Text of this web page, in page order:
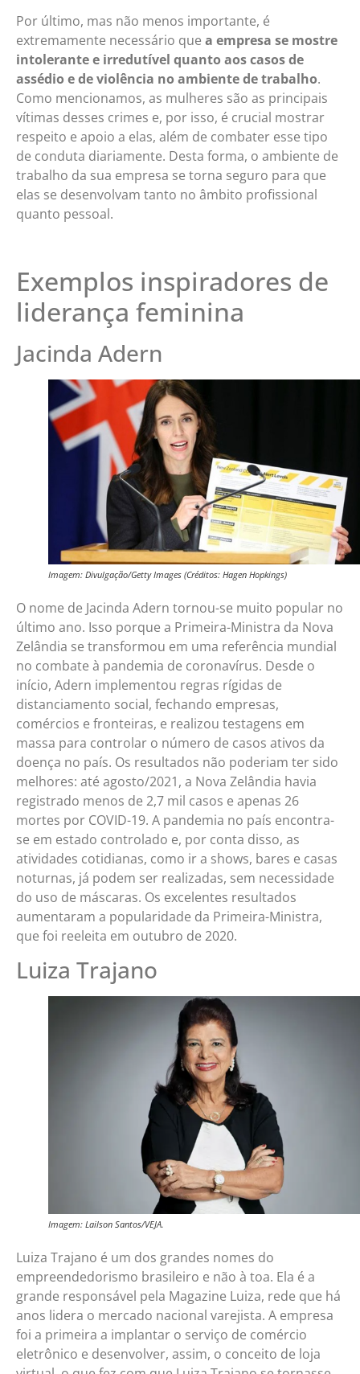
Por último, mas não menos importante, é
extremamente necessário que a empresa se mostre
intolerante e irredutível quanto aos casos de
assédio e de violência no ambiente de trabalho.
Como mencionamos, as mulheres são as principais
vítimas desses crimes e, por isso, é crucial mostrar
respeito e apoio a elas, além de combater esse tipo
de conduta diariamente. Desta forma, o ambiente de
trabalho da sua empresa se torna seguro para que
elas se desenvolvam tanto no âmbito profissional
quanto pessoal.
Exemplos inspiradores de
liderança feminina
Jacinda Adern
Imagem: Divulgação/Getty Images (Créditos: Hagen Hopkings)
O nome de Jacinda Adern tornou-se muito popular no
último ano. Isso porque a Primeira-Ministra da Nova
Zelândia se transformou em uma referência mundial
no combate à pandemia de coronavírus. Desde o
início, Adern implementou regras rígidas de
distanciamento social, fechando empresas,
comércios e fronteiras, e realizou testagens em
massa para controlar o número de casos ativos da
doença no país. Os resultados não poderiam ter sido
melhores: até agosto/2021, a Nova Zelândia havia
registrado menos de 2,7 mil casos e apenas 26
mortes por COVID-19. A pandemia no país encontra-
se em estado controlado e, por conta disso, as
atividades cotidianas, como ir a shows, bares e casas
noturnas, já podem ser realizadas, sem necessidade
do uso de máscaras. Os excelentes resultados
aumentaram a popularidade da Primeira-Ministra,
que foi reeleita em outubro de 2020.
Luiza Trajano
Imagem: Lailson Santos/VEJA.
Luiza Trajano é um dos grandes nomes do
empreendedorismo brasileiro e não à toa. Ela é a
grande responsável pela Magazine Luiza, rede que há
anos lidera o mercado nacional varejista. A empresa
foi a primeira a implantar o serviço de comércio
eletrônico e desenvolver, assim, o conceito de loja